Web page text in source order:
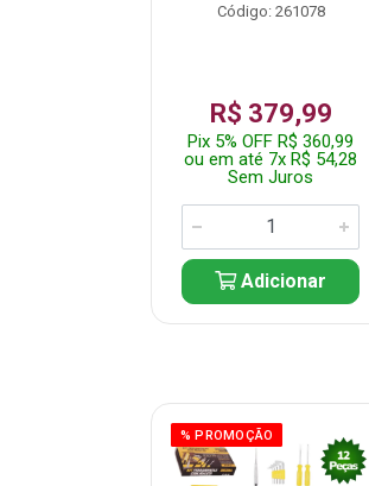
Código: 261078
R$ 379,99
Pix 5% OFF R$ 360,99
ou em até 7x R$ 54,28
Sem Juros
Adicionar
% PROMOÇÃO